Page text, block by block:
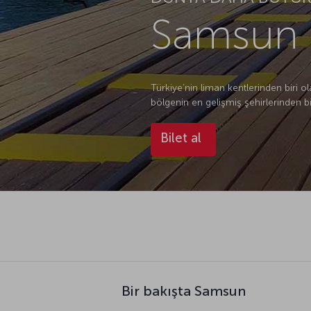
Türkiye’nin liman kentlerinden biri
bölgenin en gelişmiş şehirlerinden
Bilet al
Bir bakışta Samsun